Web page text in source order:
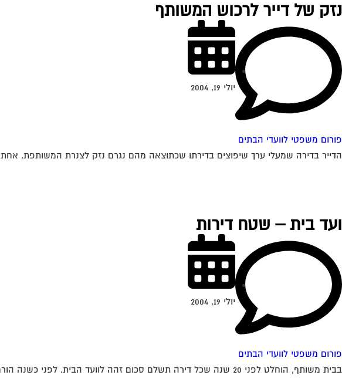
נזק של דייר לרכוש המשותף
פורום משפטי לוועדי הבתים
יולי 19, 2004
הדייר בדירה שמעלי ערך שיפוצים בדירתו שכתוצאה מהם נגרם נזק לצנרת המשותפת,
ועד בית – שטח דירות
פורום משפטי לוועדי הבתים
יולי 19, 2004
בבית משותף, הוחלט לפני 20 שנה שכל דירה תשלם סכום זהה לוועד הבית. לפני כשנה הורחבו רוב הדירות. בעלי הדירות שלא הורחבו דורשים לשלם ע"פ...